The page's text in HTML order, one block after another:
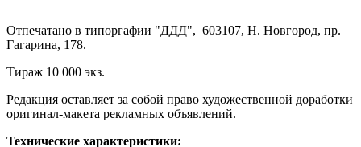
Отпечатано в типоргафии "ДДД", 603107, Н. Новгород, пр.
Гагарина, 178.
Тираж 10 000 экз.
Редакция оставляет за собой право художественной доработки
оригинал-макета рекламных объявлений.
Технические характеристики: